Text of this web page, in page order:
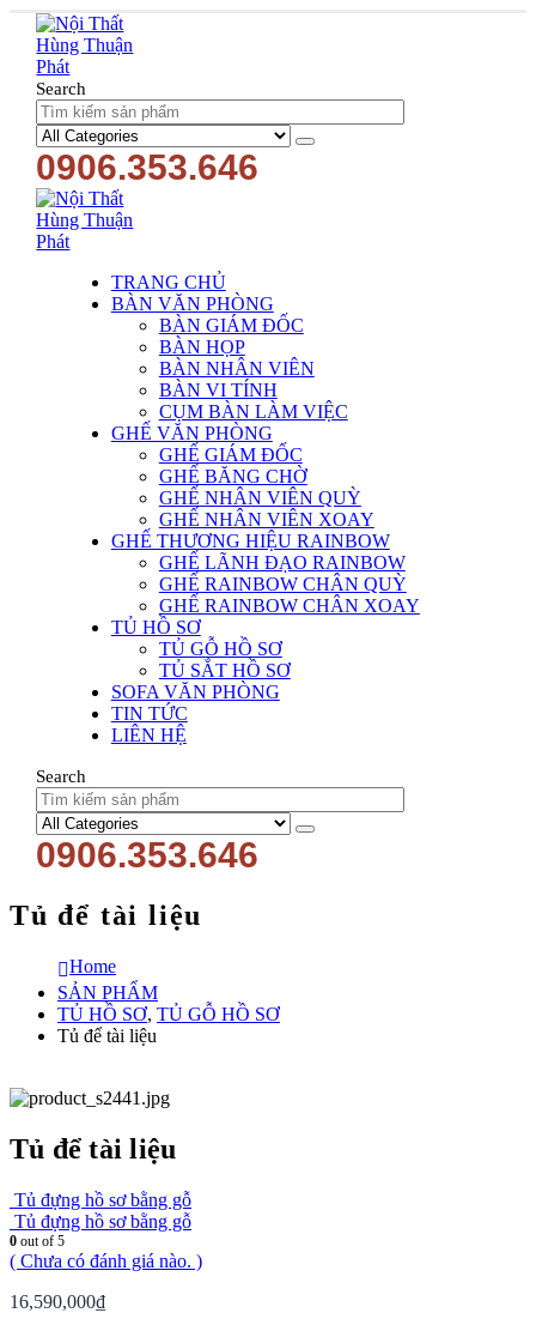
Search
0906.353.646
TRANG CHỦ
BÀN VĂN PHÒNG
BÀN GIÁM ĐỐC
BÀN HỌP
BÀN NHÂN VIÊN
BÀN VI TÍNH
CỤM BÀN LÀM VIỆC
GHẾ VĂN PHÒNG
GHẾ GIÁM ĐỐC
GHẾ BĂNG CHỜ
GHẾ NHÂN VIÊN QUỲ
GHẾ NHÂN VIÊN XOAY
GHẾ THƯƠNG HIỆU RAINBOW
GHẾ LÃNH ĐẠO RAINBOW
GHẾ RAINBOW CHÂN QUỲ
GHẾ RAINBOW CHÂN XOAY
TỦ HỒ SƠ
TỦ GỖ HỒ SƠ
TỦ SẮT HỒ SƠ
SOFA VĂN PHÒNG
TIN TỨC
LIÊN HỆ
Search
0906.353.646
Tủ để tài liệu
Home
SẢN PHẨM
TỦ HỒ SƠ, TỦ GỖ HỒ SƠ
Tủ để tài liệu
Tủ để tài liệu
Tủ đựng hồ sơ bằng gỗ
Tủ đựng hồ sơ bằng gỗ
0 out of 5
( Chưa có đánh giá nào. )
16,590,000₫